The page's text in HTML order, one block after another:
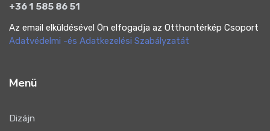
+36 1 585 86 51
Az email elküldésével Ön elfogadja az Otthontérkép Csoport
Adatvédelmi -és Adatkezelési Szabályzatát
Menü
Dizájn